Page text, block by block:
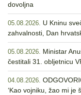
dovoljna
05.08.2026. U Kninu
zahvalnosti, Dan
05.08.2026. Ministar
čestitali 31. obljetnicu
04.08.2026.
‘Kao vojniku, žao mi je